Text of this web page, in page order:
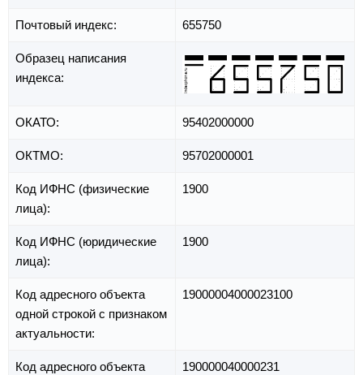
Почтовый индекс: 655750
Образец написания
индекса:
ОКАТО: 95402000000
ОКТМО: 95702000001
Код ИФНС (физические
лица):
1900
Код ИФНС (юридические
лица):
1900
Код адресного объекта
одной строкой с признаком
актуальности:
19000004000023100
Код адресного объекта
190000040000231